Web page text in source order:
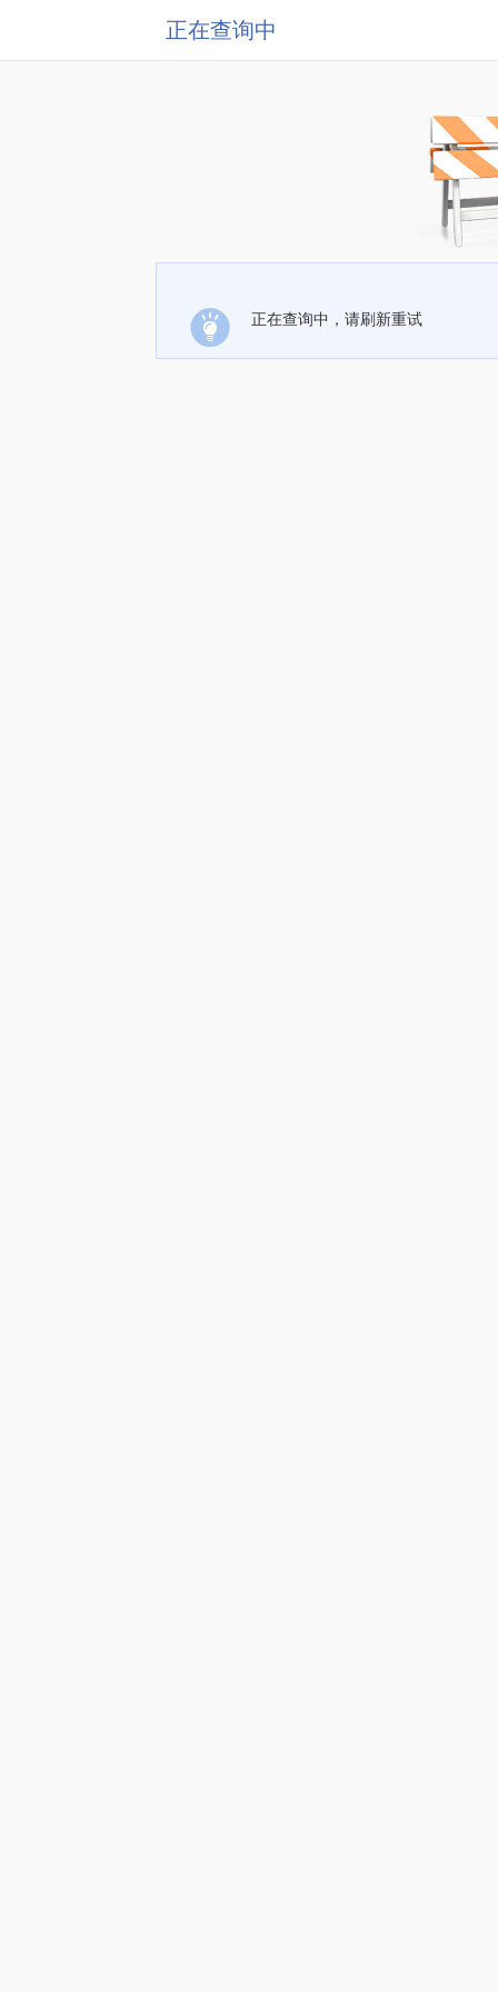
正在查询中
正在查询中，请刷新重试